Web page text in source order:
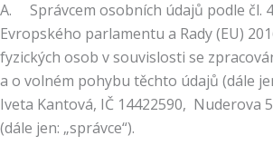
A. Správcem osobních údajů podle čl.
Evropského parlamentu a Rady (EU)
fyzických osob v souvislosti se
a o volném pohybu těchto údajů (dále
Iveta Kantová, IČ 14422590, Nuderova
(dále jen: „správce“).